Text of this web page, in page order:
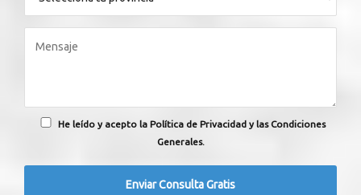
He leído y acepto la Política de Privacidad y las Condiciones
Generales.